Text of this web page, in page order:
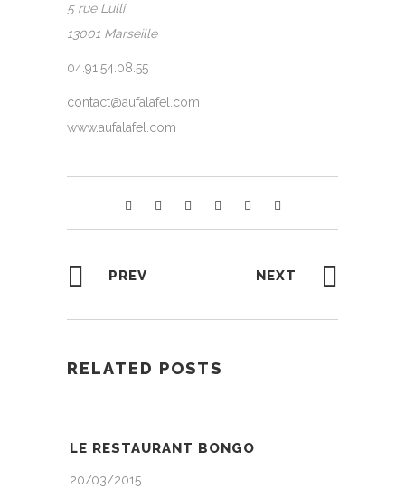
5 rue Lulli
13001 Marseille
04.91.54.08.55
contact@aufalafel.com
www.aufalafel.com
PREV NEXT
RELATED POSTS
LE RESTAURANT BONGO
20/03/2015